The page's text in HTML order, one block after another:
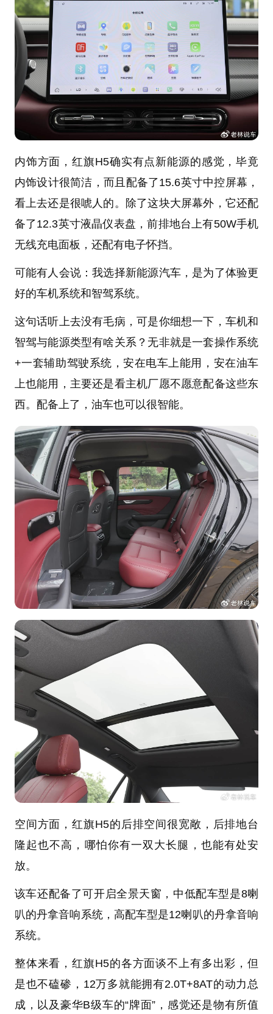
内饰方面，红旗H5确实有点新能源的感觉，毕竟
内饰设计很简洁，而且配备了15.6英寸中控屏幕，
看上去还是很唬人的。除了这块大屏幕外，它还配
备了12.3英寸液晶仪表盘，前排地台上有50W手机
无线充电面板，还配有电子怀挡。
可能有人会说：我选择新能源汽车，是为了体验更
好的车机系统和智驾系统。
这句话听上去没有毛病，可是你细想一下，车机和
智驾与能源类型有啥关系？无非就是一套操作系统
+一套辅助驾驶系统，安在电车上能用，安在油车
上也能用，主要还是看主机厂愿不愿意配备这些东
西。配备上了，油车也可以很智能。
空间方面，红旗H5的后排空间很宽敞，后排地台
隆起也不高，哪怕你有一双大长腿，也能有处安
放。
该车还配备了可开启全景天窗，中低配车型是8喇
叭的丹拿音响系统，高配车型是12喇叭的丹拿音响
系统。
整体来看，红旗H5的各方面谈不上有多出彩，但
是也不磕碜，12万多就能拥有2.0T+8AT的动力总
成，以及豪华B级车的“牌面”，感觉还是物有所值